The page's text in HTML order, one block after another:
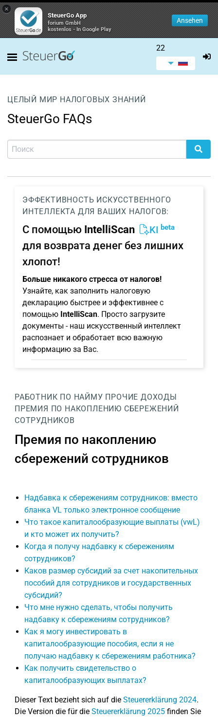
×
SteuerGo App
forium GmbH
kostenlos - In Google Play
Ansehen
22
ЦЕЛЫЙ МИР НАЛОГОВЫХ ЗНАНИЙ
SteuerGo FAQs
ЭФФЕКТИВНОСТЬ ИСКУССТВЕННОГО
ИНТЕЛЛЕКТА ДЛЯ ВАШИХ НАЛОГОВ:
С помощью IntelliScan KI beta
для возврата денег без лишних
хлопот!
Больше никакого стресса от налогов!
Узнайте, как заполнить налоговую
декларацию быстрее и эффективнее с
помощью IntelliScan. Просто загрузите
документы - наш искусственный интеллект
распознает и обработает всю важную
информацию за Вас.
РАБОТНИК ПО НАЙМУ ПРОЧИЕ ДОХОДЫ
ПРЕМИЯ ПО НАКОПЛЕНИЮ СБЕРЕЖЕНИЙ
СОТРУДНИКОВ
Премия по накоплению
сбережений сотрудников
Надбавка к сбережениям сотрудников: вместо
бланка VL только электронное сообщение
Что такое капиталообразующие выплаты (vwL)
и кто может их получить?
Когда я получу надбавку к сбережениям
сотрудников?
Каков размер субсидий за счет накопительных
пособий для сотрудников и государственных
субсидий?
Что мне нужно сделать, чтобы получить
надбавку к сбережениям сотрудников?
Как я могу инвестировать в
капиталообразующие пособия, если я не
получаю надбавку к сбережениям работника?
Как получить свидетельство о
капиталообразующих выплатах?
Dieser Text bezieht sich auf die Steuererklärung 2024.
Die Version die für die Steuererklärung 2025 finden Sie